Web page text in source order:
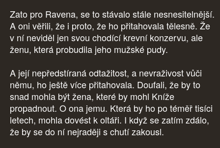
Zato pro Ravena, se to stávalo stále nesnesitelnější.
A oni věřili, že i proto, že ho přitahovala tělesně. Že
v ní neviděl jen svou chodící krevní konzervu, ale
ženu, která probudila jeho mužské pudy.
A její nepředstíraná odtažitost, a nevraživost vůči
němu, ho ještě více přitahovala. Doufali, že by to
snad mohla být žena, které by mohl Kníže
propadnout. O ona jemu. Která by ho po téměř tisíci
letech, mohla dovést k oltáři. I když se zatím zdálo,
že by se do ní nejraději s chutí zakousl.